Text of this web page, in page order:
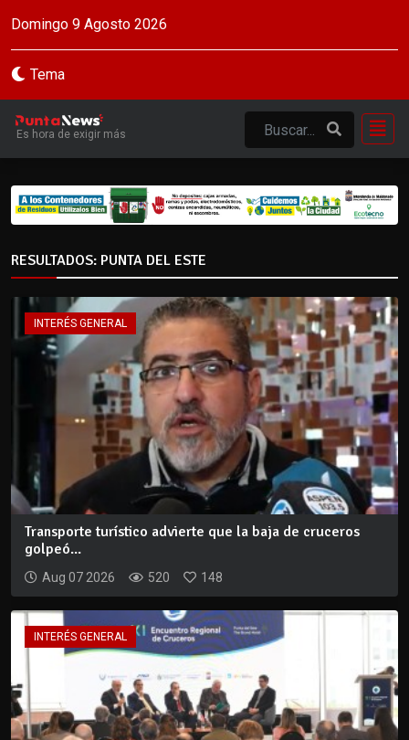
Domingo 9 Agosto 2026
Tema
Es hora de exigir más
RESULTADOS: PUNTA DEL ESTE
INTERÉS GENERAL
Transporte turístico advierte que la baja de cruceros
golpeó...
Aug 07 2026 520 148
INTERÉS GENERAL